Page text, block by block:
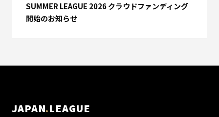
SUMMER LEAGUE 2026 クラウドファンディング
開始のお知らせ
JAPAN.LEAGUE